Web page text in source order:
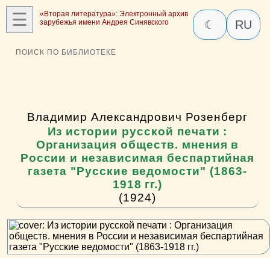
☰
«Вторая литература»: Электронный архив
зарубежья имени Андрея Синявского
☾ RU
ПОИСК ПО БИБЛИОТЕКЕ
Владимир Александрович Розенберг
Из истории русской печати :
Организация обществ. мнения в
России и независимая беспартийная
газета "Русские ведомости" (1863-
1918 гг.)
(1924)